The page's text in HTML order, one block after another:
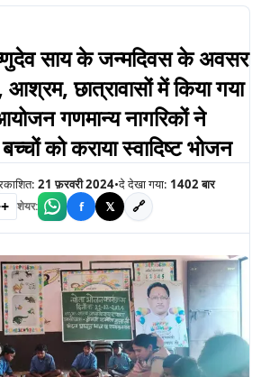
साय के जन्मदिवस के अवसर
छात्रावासों में किया गया
गणमान्य नागरिकों ने
को कराया स्वादिष्ट भोजन
21 फ़रवरी 2024•दे देखा गया: 1402बार
शेयर: f 𝕏 🔗